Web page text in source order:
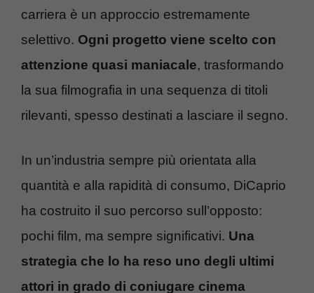
carriera è un approccio estremamente
selettivo. Ogni progetto viene scelto con
attenzione quasi maniacale, trasformando
la sua filmografia in una sequenza di titoli
rilevanti, spesso destinati a lasciare il segno.
In un’industria sempre più orientata alla
quantità e alla rapidità di consumo, DiCaprio
ha costruito il suo percorso sull’opposto:
pochi film, ma sempre significativi. Una
strategia che lo ha reso uno degli ultimi
attori in grado di coniugare cinema